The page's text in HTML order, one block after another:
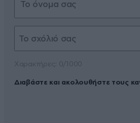
Διαβάστε και ακολουθήστε τους